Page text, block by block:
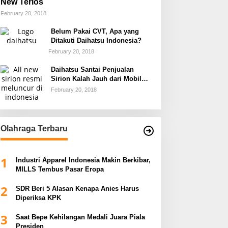
New Terios
February 20, 2018
Belum Pakai CVT, Apa yang
Ditakuti Daihatsu Indonesia?
February 20, 2018
Daihatsu Santai Penjualan
Sirion Kalah Jauh dari Mobil
LCGC
February 20, 2018
Olahraga Terbaru
1
Industri Apparel Indonesia Makin Berkibar,
MILLS Tembus Pasar Eropa
2
SDR Beri 5 Alasan Kenapa Anies Harus
Diperiksa KPK
3
Saat Bepe Kehilangan Medali Juara Piala
Presiden